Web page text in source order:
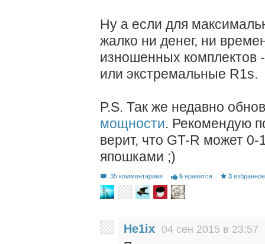
Ну а если для
жалко ни денег, ни
изношенных комплектов
или экстремальные R1s.
P.S. Так же недавно
мощности. Рекомендую
верит, что GT-R может
япошками ;)
35 комментариев 5 нравится 3 избранное
He1ix 04 сен 2015 в 23:57